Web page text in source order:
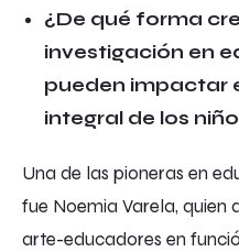
¿De qué forma
investigación en
pueden impactar
integral de los
Una de las pioneras en
fue Noemia Varela,
arte-educadores en